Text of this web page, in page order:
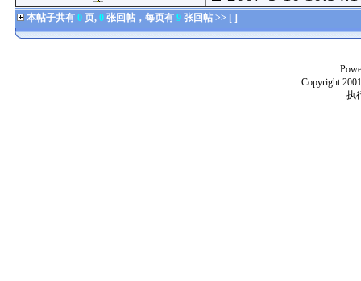
本帖子共有 0 页, 0 张回帖，每页有 9 张回帖 >> [ ]
Copyright
执